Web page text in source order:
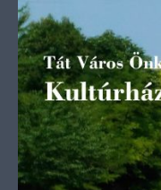
Skip to content